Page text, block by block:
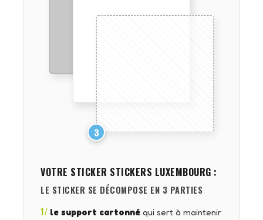
3
VOTRE STICKER STICKERS LUXEMBOURG :
LE STICKER SE DÉCOMPOSE EN 3 PARTIES
1/ le support cartonné qui sert à maintenir